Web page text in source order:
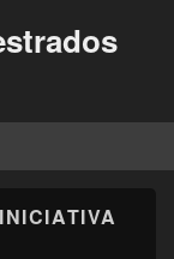
INICIATIVA